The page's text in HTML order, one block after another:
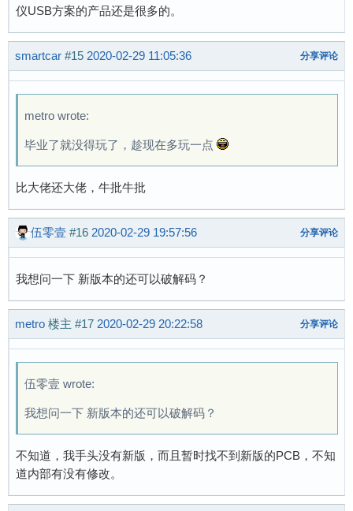
仪USB方案的产品还是很多的。
smartcar #15 2020-02-29 11:05:36 分享评论
metro wrote:
毕业了就没得玩了，趁现在多玩一点
比大佬还大佬，牛批牛批
伍零壹 #16 2020-02-29 19:57:56 分享评论
我想问一下 新版本的还可以破解码？
metro 楼主 #17 2020-02-29 20:22:58 分享评论
伍零壹 wrote:
我想问一下 新版本的还可以破解码？
不知道，我手头没有新版，而且暂时找不到新版的PCB，不知
道内部有没有修改。